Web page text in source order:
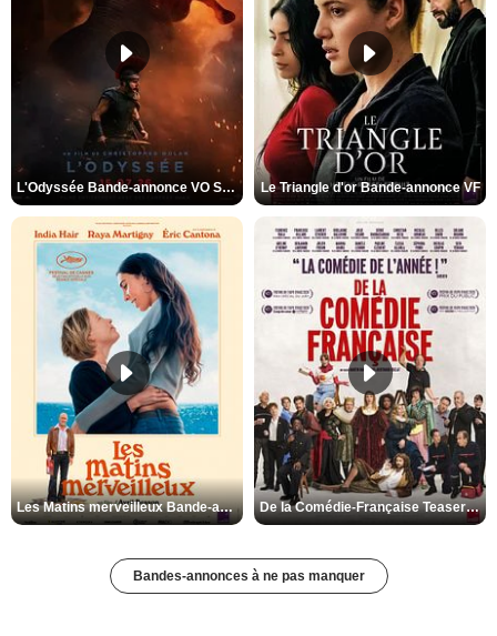
L'Odyssée Bande-annonce VO STFR Le Triangle d'or Bande-annonce VF
Les Matins merveilleux Bande-annonce VF De la Comédie-Française Teaser VF
Bandes-annonces à ne pas manquer